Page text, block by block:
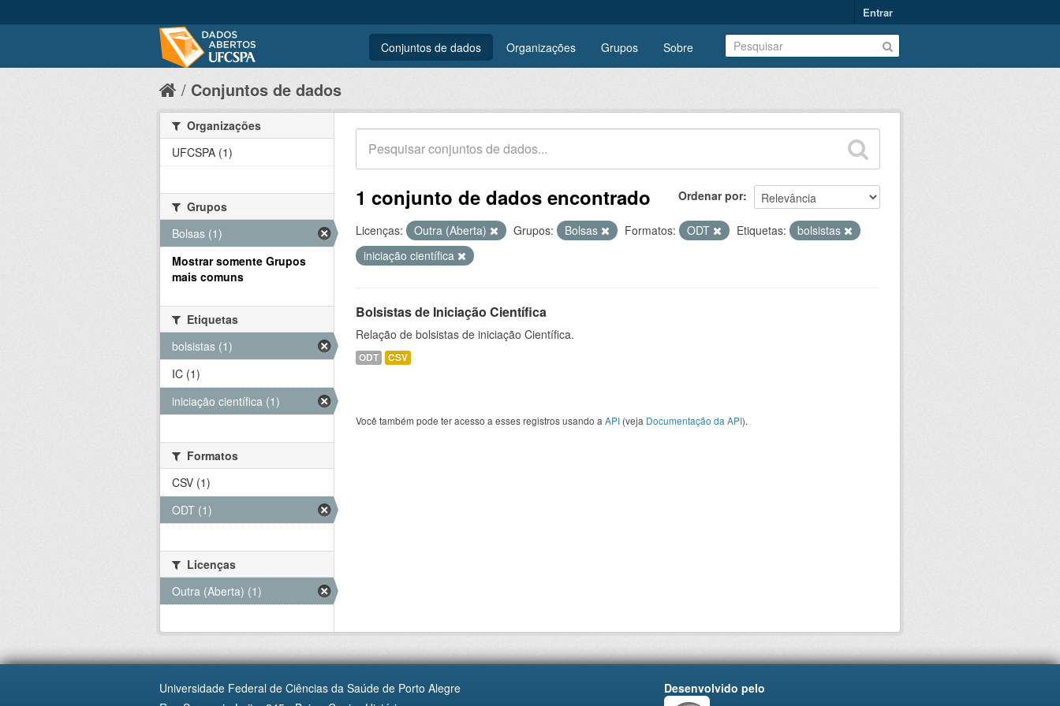
Entrar
Conjuntos de dados Organizações Grupos Sobre
Conjuntos de dados
Ordenar por
1 conjunto de dados encontrado
Licenças: Outra (Aberta) Grupos: Bolsas Formatos: ODT Etiquetas:
bolsistas
iniciação científica
Bolsistas de Iniciação Científica
Relação de bolsistas de iniciação Científica.
ODT CSV
Você também pode ter acesso a esses registros usando a API (veja Documentação da API).
Organizações
UFCSPA (1)
Grupos
Bolsas (1)
Mostrar somente Grupos
mais comuns
Etiquetas
bolsistas (1)
IC (1)
iniciação científica (1)
Formatos
CSV (1)
ODT (1)
Licenças
Outra (Aberta) (1)
Universidade Federal de Ciências da Saúde de Porto Alegre
Desenvolvido pelo